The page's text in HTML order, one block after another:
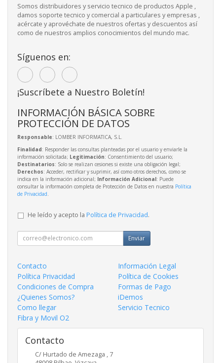
Somos distribuidores y servicio tecnico de productos Apple ,
damos soporte tecnico y comercial a particulares y empresas ,
acércate y aprovéchate de nuestros ofertas y descuentos así
como de nuestros amplios conocimientos del mundo mac.
Síguenos en:
¡Suscríbete a Nuestro Boletín!
INFORMACIÓN BÁSICA SOBRE
PROTECCIÓN DE DATOS
Responsable: LOMBER INFORMATICA, S.L.
Finalidad: Responder las consultas planteadas por el usuario y enviarle la
información solicitada; Legitimación: Consentimiento del usuario;
Destinatarios: Solo se realizan cesiones si existe una obligación legal;
Derechos: Acceder, rectificar y suprimir, así como otros derechos, como se
indica en la información adicional; Información Adicional: Puede
consultar la información completa de Protección de Datos en nuestra Política
de Privacidad
He leído y acepto la Política de Privacidad.
Enviar
Contacto
Información Legal
Política Privacidad
Política de Cookies
Condiciones de Compra
Formas de Pago
¿Quienes Somos?
iDemos
Como llegar
Servicio Tecnico
Fibra y Movil O2
Contacto
C/ Hurtado de Amezaga , 7